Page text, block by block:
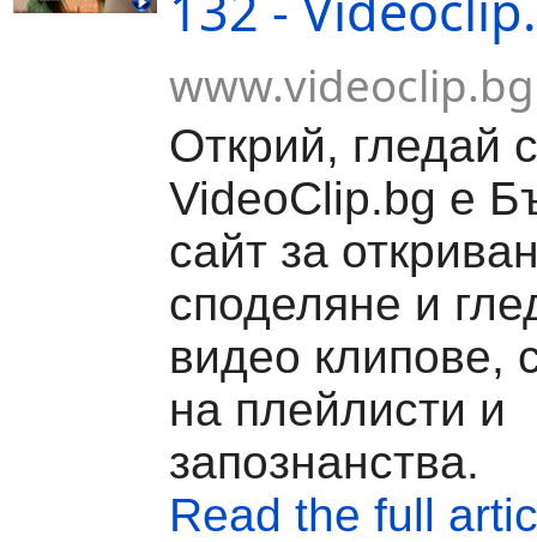
www.videoclip.bg
Открий, гледай
VideoClip.bg е
сайт за
споделяне и
видео клипове,
на плейлисти и
запознанства.
Read the full